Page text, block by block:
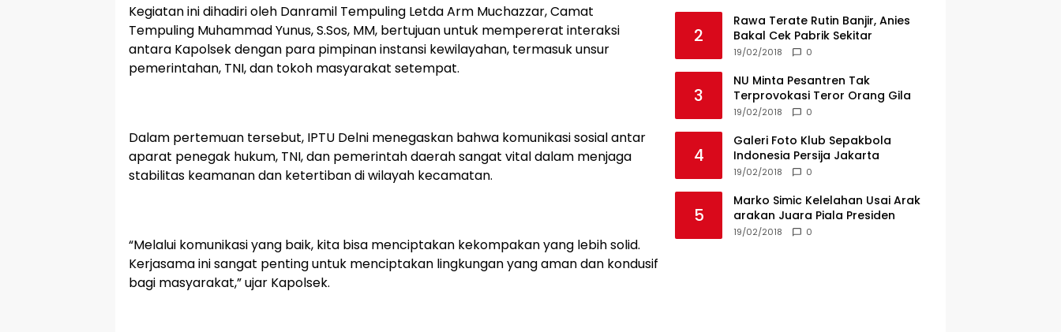
Kegiatan ini dihadiri oleh Danramil Tempuling Letda Arm Muchazzar, Camat
Tempuling Muhammad Yunus, S.Sos, MM, bertujuan untuk mempererat interaksi
antara Kapolsek dengan para pimpinan instansi kewilayahan, termasuk unsur
pemerintahan, TNI, dan tokoh masyarakat setempat.
Dalam pertemuan tersebut, IPTU Delni menegaskan bahwa komunikasi sosial antar
aparat penegak hukum, TNI, dan pemerintah daerah sangat vital dalam menjaga
stabilitas keamanan dan ketertiban di wilayah kecamatan.
“Melalui komunikasi yang baik, kita bisa menciptakan kekompakan yang lebih solid.
Kerjasama ini sangat penting untuk menciptakan lingkungan yang aman dan kondusif
bagi masyarakat,” ujar Kapolsek.
2
Rawa Terate Rutin Banjir, Anies
Bakal Cek Pabrik Sekitar
19/02/2018 0
3
NU Minta Pesantren Tak
Terprovokasi Teror Orang Gila
19/02/2018 0
4
Galeri Foto Klub Sepakbola
Indonesia Persija Jakarta
19/02/2018 0
5
Marko Simic Kelelahan Usai Arak
arakan Juara Piala Presiden
19/02/2018 0